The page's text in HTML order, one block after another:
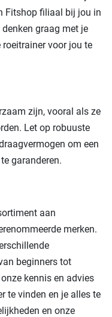
Fitshop filiaal bij jou in
graag met je
roeitrainer voor jou te
zijn, vooral als ze
Let op robuuste
om een
garanderen.
aan
merken.
beginners tot
kennis en advies
te vinden en je alles te
en onze